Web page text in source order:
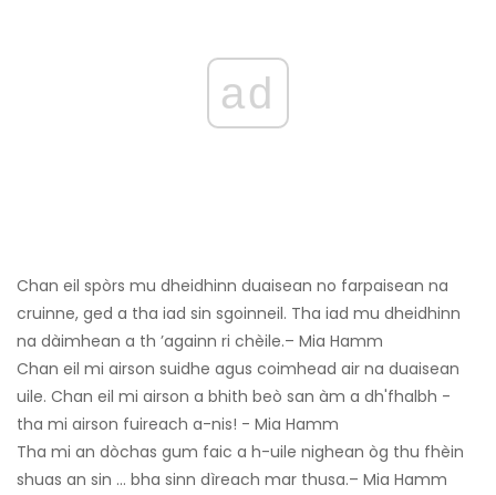
ad
Chan eil spòrs mu dheidhinn duaisean no farpaisean na
cruinne, ged a tha iad sin sgoinneil. Tha iad mu dheidhinn
na dàimhean a th ’againn ri chèile.– Mia Hamm
Chan eil mi airson suidhe agus coimhead air na duaisean
uile. Chan eil mi airson a bhith beò san àm a dh'fhalbh -
tha mi airson fuireach a-nis! - Mia Hamm
Tha mi an dòchas gum faic a h-uile nighean òg thu fhèin
shuas an sin ... bha sinn dìreach mar thusa.– Mia Hamm